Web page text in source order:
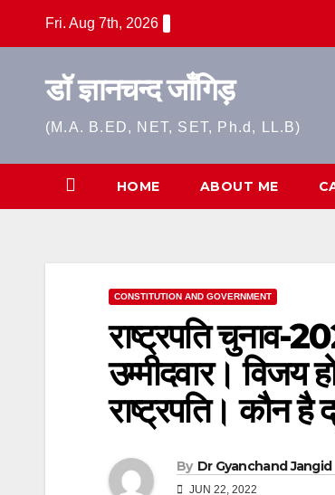
Fri. Aug 7th, 2026
डॉ ज्ञानचन्द जाँगिड़
(M.A. B.ED, NET, SET, Ph.d, LL.B)
HOME ABOUT ME
CONSTITUTION AND GOVERNMENT
राष्ट्रपति चुनाव-
उम्मीदवार। विजय
राष्ट्रपति। कौन है
By Dr Gyanchand Jangid
JUN 22, 2022